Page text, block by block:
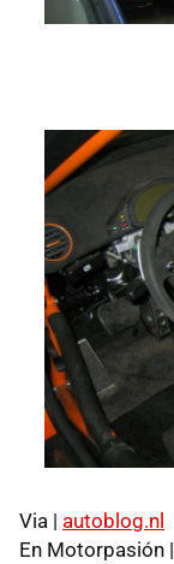
Via | autoblog.nl
En Motorpasión |